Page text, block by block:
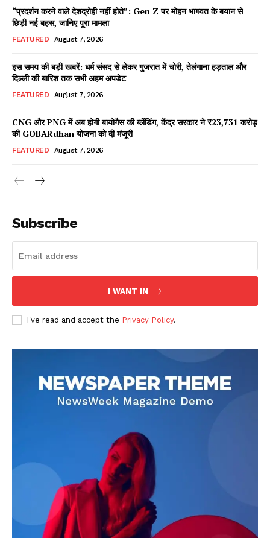
Facebook
X WhatsApp
Share
Read Latest News on AIN
NEWS 1 App
AIN NEWS 1
Contact Us
Privacy Policy
Terms of Use Agreement
“प्रदर्शन करने वाले देशद्रोही नहीं होते”: Gen Z पर मोहन भागवत के बयान से
छिड़ी नई बहस, जानिए पूरा मामला
FEATURED August 7, 2026
इस समय की बड़ी खबरें: धर्म संसद से लेकर गुजरात में चोरी, तेलंगाना हड़ताल और
दिल्ली की बारिश तक सभी अहम अपडेट
FEATURED August 7, 2026
CNG और PNG में अब होगी बायोगैस की ब्लेंडिंग, केंद्र सरकार ने ₹23,731 करोड़
की GOBARdhan योजना को दी मंजूरी
FEATURED August 7, 2026
Subscribe
I WANT IN
I've read and accept the Privacy Policy.